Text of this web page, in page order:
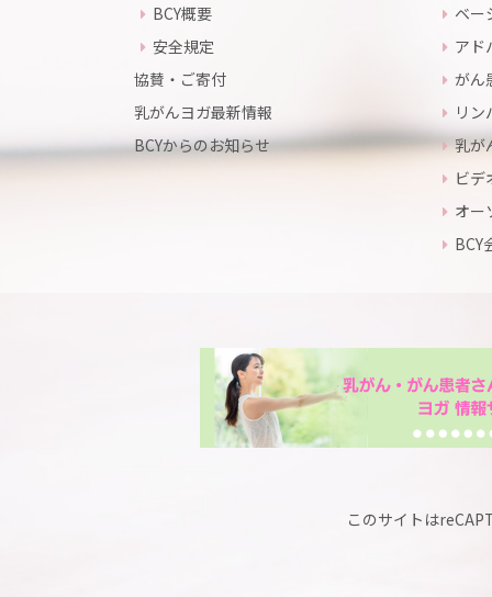
BCY概要
安全規定
協賛・ご寄付
乳がんヨガ最新情報
BCYからのお知らせ
ベー
アド
がん
リ
乳が
ビデ
オー
BCY
このサイトは